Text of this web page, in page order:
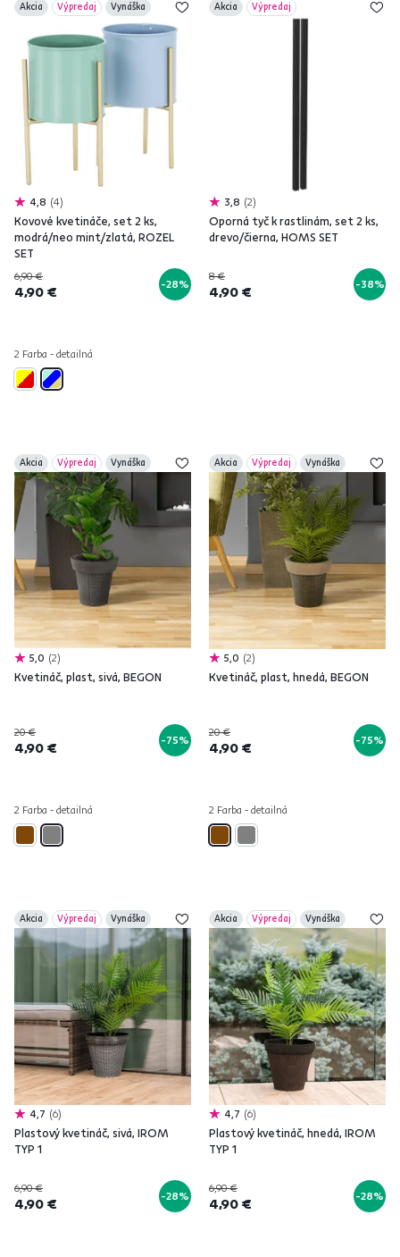
Akcia Výpredaj Vynáška
4,8 4
Kovové kvetináče, set 2 ks,
modrá/neo mint/zlatá, ROZEL
SET
6,90 €
4,90 € -28%
2 Farba - detailná
Akcia Výpredaj
3,8 2
Oporná tyč k rastlinám, set 2 ks,
drevo/čierna, HOMS SET
8 €
4,90 € -38%
Akcia Výpredaj Vynáška
5,0 2
Kvetináč, plast, sivá, BEGON
20 €
4,90 € -75%
2 Farba - detailná
Akcia Výpredaj Vynáška
5,0 2
Kvetináč, plast, hnedá, BEGON
20 €
4,90 € -75%
2 Farba - detailná
Akcia Výpredaj Vynáška
4,7 6
Plastový kvetináč, sivá, IROM
TYP 1
6,90 €
4,90 € -28%
Akcia Výpredaj Vynáška
4,7 6
Plastový kvetináč, hnedá, IROM
TYP 1
6,90 €
4,90 € -28%